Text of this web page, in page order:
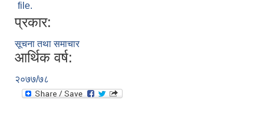
file.
प्रकार:
सूचना तथा समाचार
आर्थिक वर्ष:
२०७७/७८